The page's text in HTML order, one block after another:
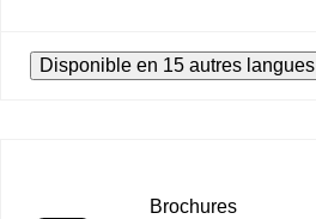
Disponible en 15 autres langues
Brochures